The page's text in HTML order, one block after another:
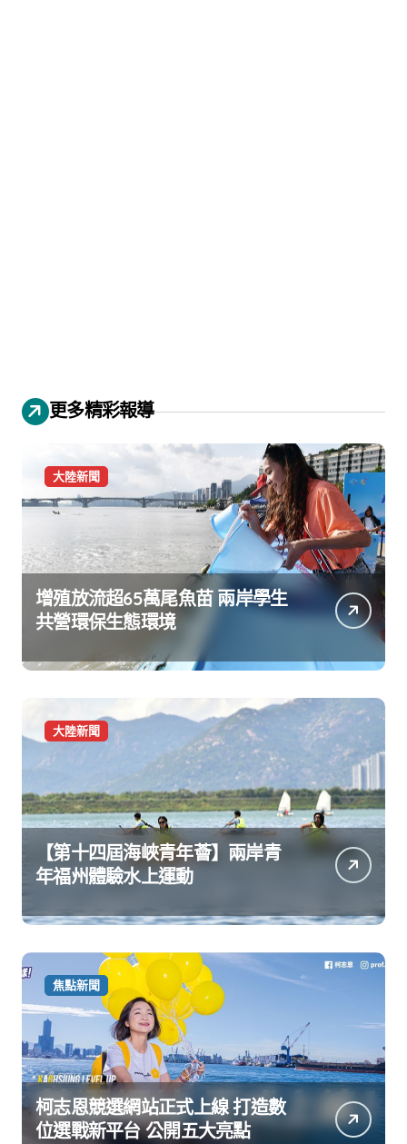
更多精彩報導
大陸新聞
增殖放流超65萬尾魚苗 兩岸學生
共營環保生態環境
大陸新聞
【第十四屆海峽青年薈】兩岸青
年福州體驗水上運動
焦點新聞
柯志恩競選網站正式上線 打造數
位選戰新平台 公開五大亮點